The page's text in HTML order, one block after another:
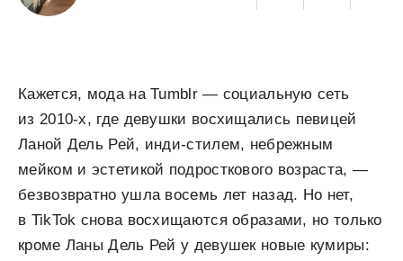
Кажется, мода на Tumblr — социальную сеть
из 2010-х, где девушки восхищались певицей
Ланой Дель Рей, инди-стилем, небрежным
мейком и эстетикой подросткового возраста, —
безвозвратно ушла восемь лет назад. Но нет,
в TikTok снова восхищаются образами, но только
кроме Ланы Дель Рей у девушек новые кумиры: